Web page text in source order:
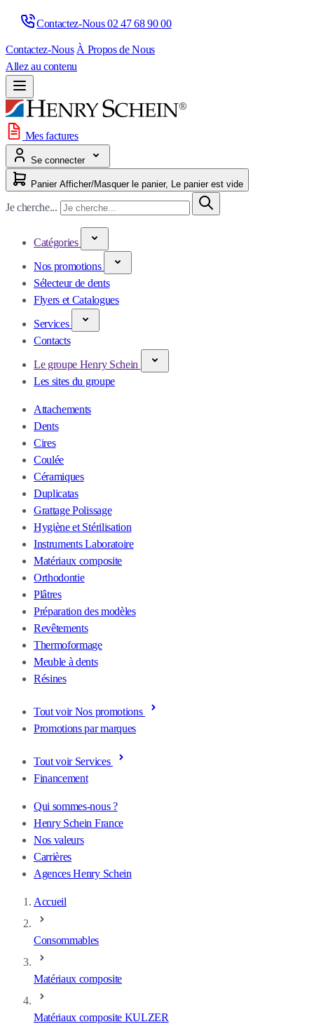
Contactez-Nous 02 47 68 90 00
Contactez-Nous À Propos de Nous
Allez au contenu
Mes factures
Se connecter
Panier Afficher/Masquer le panier, Le panier est vide
Je cherche...
Catégories
Nos promotions
Sélecteur de dents
Flyers et Catalogues
Services
Contacts
Le groupe Henry Schein
Les sites du groupe
Attachements
Dents
Cires
Coulée
Céramiques
Duplicatas
Grattage Polissage
Hygiène et Stérilisation
Instruments Laboratoire
Matériaux composite
Orthodontie
Plâtres
Préparation des modèles
Revêtements
Thermoformage
Meuble à dents
Résines
Tout voir Nos promotions
Promotions par marques
Tout voir Services
Financement
Qui sommes-nous ?
Henry Schein France
Nos valeurs
Carrières
Agences Henry Schein
Accueil
Consommables
Matériaux composite
Matériaux composite KULZER